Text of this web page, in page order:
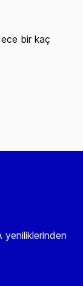
yeniliklerinden
bir kaç